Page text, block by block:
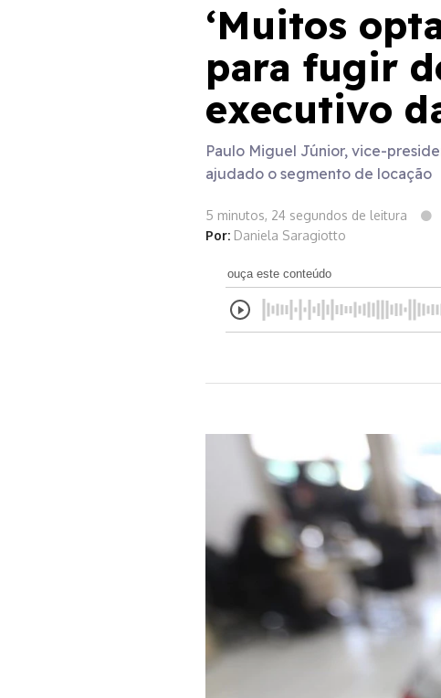
‘Muitos
para fugir
executivo
Paulo Miguel Júnior, vice-
ajudado o segmento de locação
5 minutos, 24 segundos de leitura
Por: Daniela Saragiotto
ouça este conteúdo